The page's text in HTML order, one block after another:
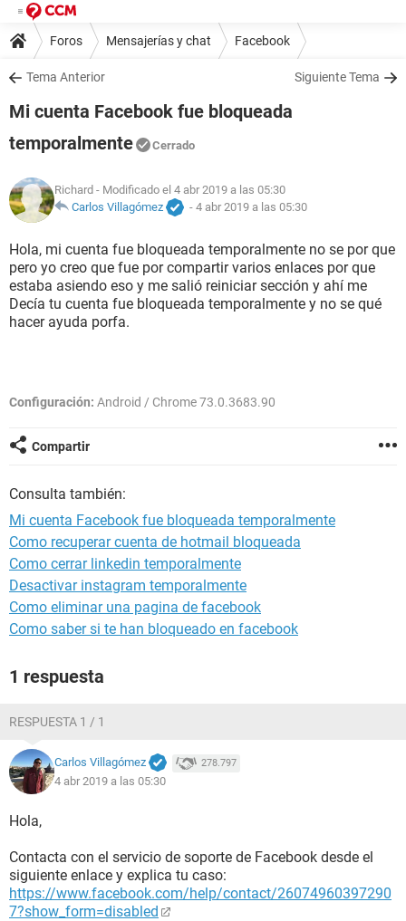
Foros Mensajerías y chat Facebook
Tema Anterior Siguiente Tema
Mi cuenta Facebook fue bloqueada
temporalmente
Cerrado
Richard - Modificado el 4 abr 2019 a las 05:30
Carlos Villagómez
- 4 abr 2019 a las 05:30
Hola, mi cuenta fue bloqueada temporalmente no se por que
pero yo creo que fue por compartir varios enlaces por que
estaba asiendo eso y me salió reiniciar sección y ahí me
Decía tu cuenta fue bloqueada temporalmente y no se qué
hacer ayuda porfa.
Configuración: Android / Chrome 73.0.3683.90
Compartir
Consulta también:
Mi cuenta Facebook fue bloqueada temporalmente
Como recuperar cuenta de hotmail bloqueada
Como cerrar linkedin temporalmente
Desactivar instagram temporalmente
Como eliminar una pagina de facebook
Como saber si te han bloqueado en facebook
1 respuesta
RESPUESTA 1 / 1
Carlos Villagómez 278.797
4 abr 2019 a las 05:30
Hola,
Contacta con el servicio de soporte de Facebook desde el
siguiente enlace y explica tu caso:
https://www.facebook.com/help/contact/26074960397290
7?show_form=disabled